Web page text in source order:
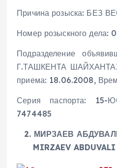
Причина розыска: БЕЗ
Номер розыскного дела:
Подразделение
Г.ТАШКЕНТА
приема: 18.06.2008,
Серия паспорта: 15-
7474485
2. МИРЗАЕВ
MIRZAEV